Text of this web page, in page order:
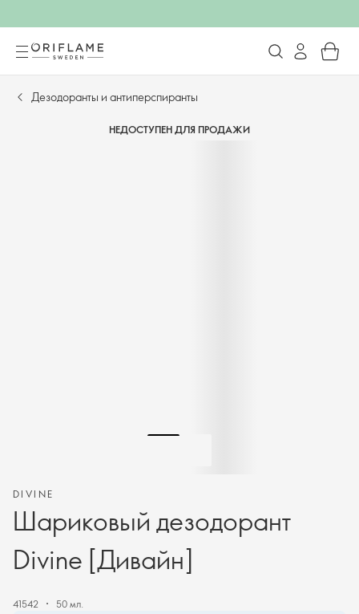
Дезодоранты и антиперспиранты
НЕДОСТУПЕН ДЛЯ ПРОДАЖИ
DIVINE
Шариковый дезодорант
Divine [Дивайн]
41542 50 мл.